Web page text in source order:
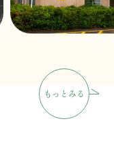
もっとみる